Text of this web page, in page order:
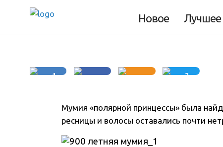
Новое Лучшее
1 2
Мумия «полярной принцессы» была
ресницы и волосы оставались почти